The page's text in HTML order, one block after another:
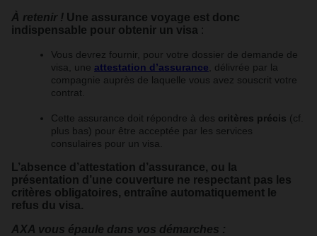
À retenir ! Une assurance voyage est donc
indispensable pour obtenir un visa :
Vous devrez fournir, pour votre dossier de demande de
visa, une attestation d’assurance , délivrée par la
compagnie auprès de laquelle vous avez souscrit votre
contrat.
Cette assurance doit répondre à des critères précis (cf.
plus bas) pour être acceptée par les services
consulaires pour un visa.
L’absence d’attestation d’assurance, ou la
présentation d’une couverture ne respectant pas les
critères obligatoires, entraîne automatiquement le
refus du visa.
AXA vous épaule dans vos démarches :